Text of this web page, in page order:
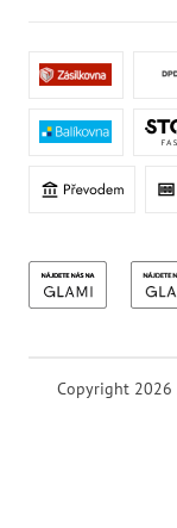
Copyright 2026